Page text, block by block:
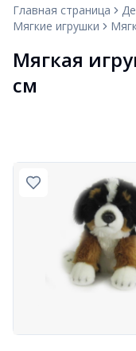
Главная страница
Мягкие игрушки
Мягкая
см